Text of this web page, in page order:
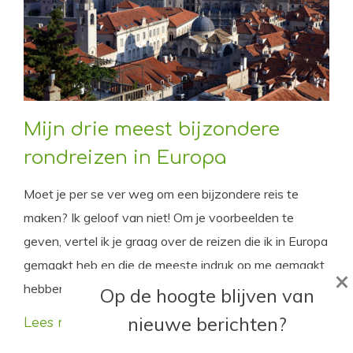
Mijn drie meest bijzondere
rondreizen in Europa
Moet je per se ver weg om een bijzondere reis te
maken? Ik geloof van niet! Om je voorbeelden te
geven, vertel ik je graag over de reizen die ik in Europa
gemaakt heb en die de meeste indruk op me gemaakt
hebben.
Lees meer
Op de hoogte blijven van
nieuwe berichten?
×